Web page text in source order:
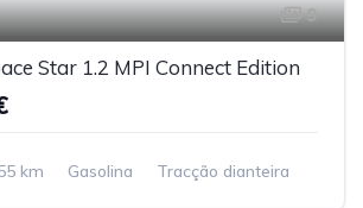
9
Star 1.2 MPI Connect Edition
km Gasolina Tracção dianteira